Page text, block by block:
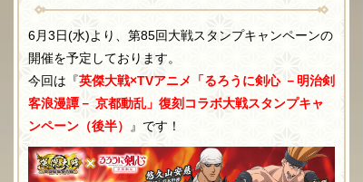
6月3日(水)より、第85回大戦スタンプキャンペーンの
開催を予定しております。
今回は『英傑大戦×TVアニメ「るろうに剣心 －明治剣
客浪漫譚－ 京都動乱」復刻コラボ大戦スタンプキャ
ンペーン（後半） 』です！